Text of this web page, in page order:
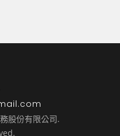
股份有限公司.